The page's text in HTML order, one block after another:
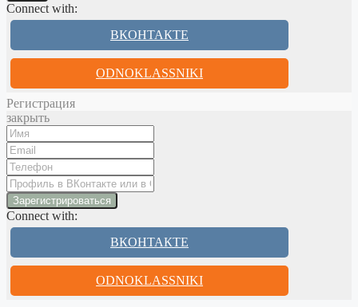
Connect with:
ВКОНТАКТЕ
ODNOKLASSNIKI
Регистрация
закрыть
Connect with:
ВКОНТАКТЕ
ODNOKLASSNIKI